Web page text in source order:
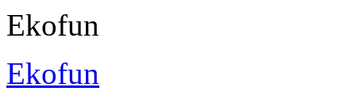
Ekofun
Ekofun